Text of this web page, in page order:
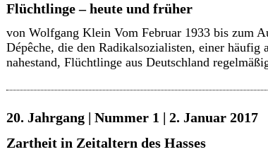
Flüchtlinge – heute und früher
von Wolfgang Klein Vom Februar 1933 bis zum
Dépêche, die den Radikalsozialisten, einer
nahestand, Flüchtlinge aus Deutschland
20. Jahrgang | Nummer 1 | 2. Januar 2017
Zartheit in Zeitaltern des Hasses